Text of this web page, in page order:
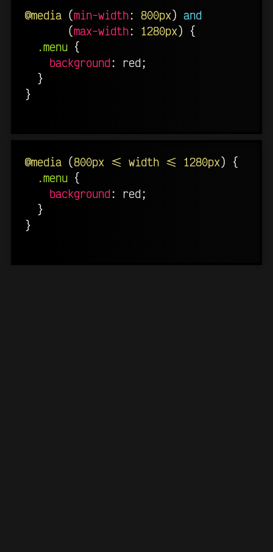
@media (min-width: 800px) and
(max-width: 1280px)
{
.menu {
background: red;
}
}
@media (800px <= width <= 1280px)
{
.menu {
background: red;
}
}